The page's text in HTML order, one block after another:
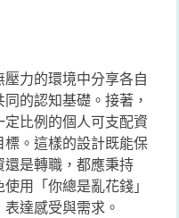
力的環境中分享各自
的認知基礎。接著，
比例的個人可支配資
。這樣的設計既能保
是轉職，都應秉持
用「你總是亂花錢」
達感受與需求。